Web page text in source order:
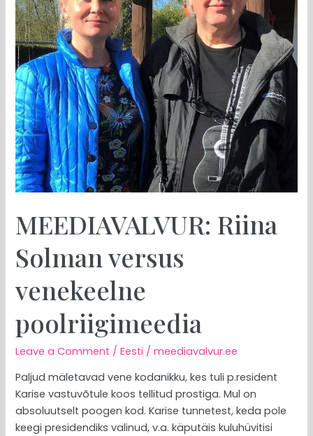
MEEDIAVALVUR: Riina
Solman versus
venekeelne
poolriigimeedia
Leave a Comment /Eesti /meediavalvur.ee
Paljud mäletavad vene kodanikku, kes tuli p.resident
Karise vastuvõtule koos tellitud prostiga. Mul on
absoluutselt poogen kod. Karise tunnetest, keda pole
keegi presidendiks valinud, v.a. käputäis kuluhüvitisi